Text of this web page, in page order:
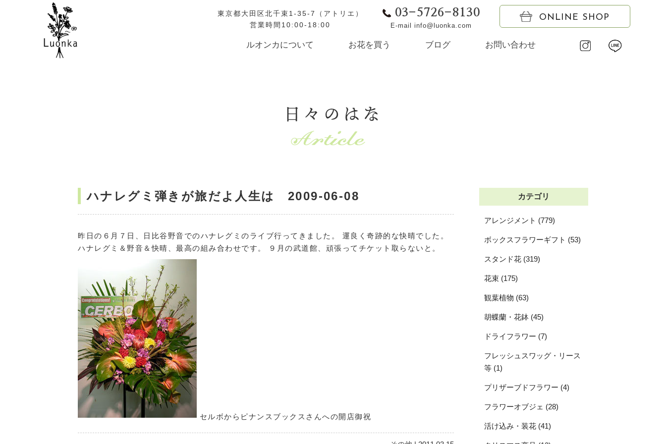
東京都大田区北千束1-35-7（アトリエ）
営業時間10:00-18:00
03-5726-8130
E-mail info@luonka.com
ONLINE SHOP
ルオンカについて お花を買う ブログ お問い合わせ
日々のはな
ハナレグミ弾きが旅だよ人生は 2009-06-08
昨日の６月７日、日比谷野音でのハナレグミのライブ行ってきました。 運良く奇跡的な快晴でした。
ハナレグミ＆野音＆快晴、最高の組み合わせです。 ９月の武道館、頑張ってチケット取らないと。
セルボからピナンスブックスさんへの開店御祝
カテゴリ
アレンジメント (779)
ボックスフラワーギフト (53)
スタンド花 (319)
花束 (175)
観葉植物 (63)
胡蝶蘭・花鉢 (45)
ドライフラワー (7)
フレッシュスワッグ・リース
等 (1)
プリザーブドフラワー (4)
フラワーオブジェ (28)
活け込み・装花 (41)